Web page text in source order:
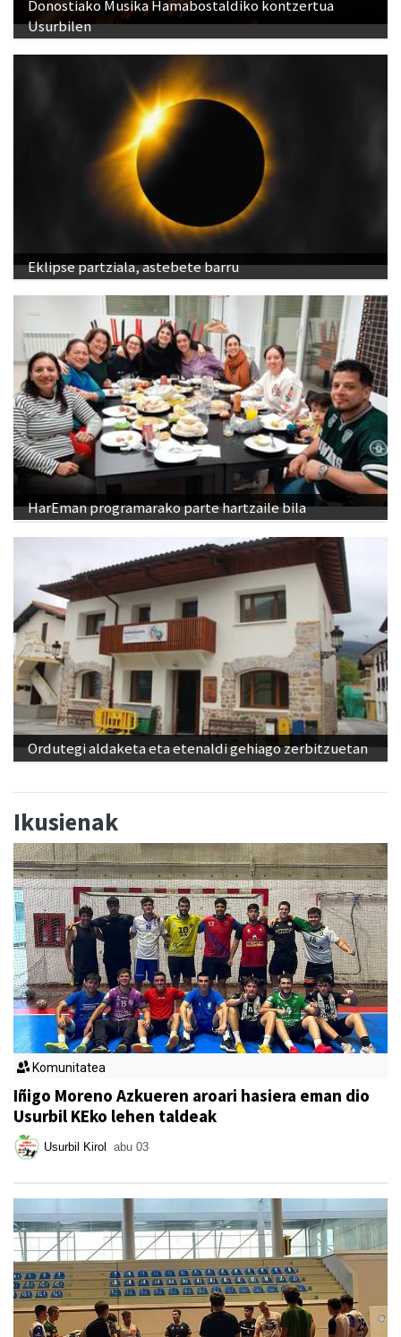
Donostiako Musika Hamabostaldiko kontzertua
Usurbilen
Eklipse partziala, astebete barru
HarEman programarako parte hartzaile bila
Ordutegi aldaketa eta etenaldi gehiago zerbitzuetan
Ikusienak
Komunitatea
Iñigo Moreno Azkueren aroari hasiera eman dio
Usurbil KEko lehen taldeak
Usurbil Kirol abu 03